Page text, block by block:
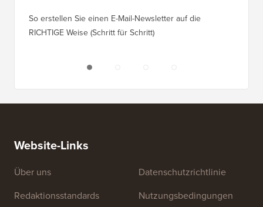
So erstellen Sie einen E-Mail-Newsletter auf die
RICHTIGE Weise (Schritt für Schritt)
Website-Links
Über uns
Redaktionsstandards
Datenschutzrichtlinie
Nutzungsbedingungen